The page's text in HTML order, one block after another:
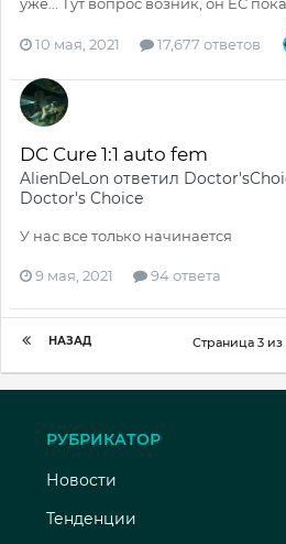
10 мая, 2021 17,677 ответов
DC Cure 1:1 auto fem
AlienDeLon ответил
Doctor's Choice
У нас все только начинается
9 мая, 2021 94 ответа
НАЗАД Страница 3 из
РУБРИКАТОР
Новости
Тенденции